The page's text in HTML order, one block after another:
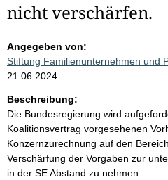
nicht verschärfen.
Angegeben von:
Stiftung Familienunternehmen und
21.06.2024
Beschreibung:
Die Bundesregierung wird
Koalitionsvertrag vorgesehenen
Konzernzurechnung auf den
Verschärfung der Vorgaben zur
in der SE Abstand zu nehmen.